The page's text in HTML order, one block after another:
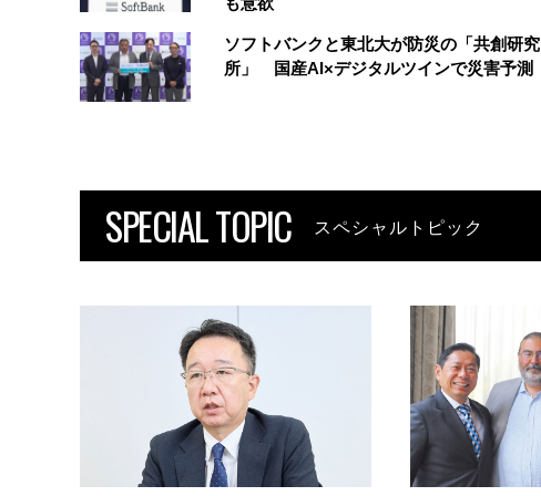
ソフトバンクと東北大が防災の「共創研究
所」 国産AI×デジタルツインで災害予測
SPECIAL TOPIC スペシャルトピック